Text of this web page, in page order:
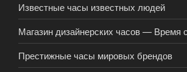
Известные часы известных людей
Магазин дизайнерских часов — Время
Престижные часы мировых брендов